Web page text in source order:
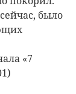
было
«7